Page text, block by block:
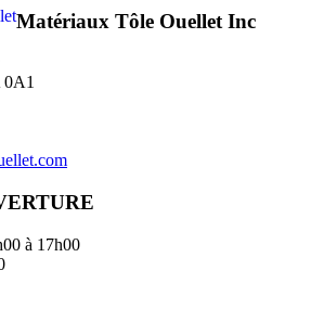
Matériaux Tôle Ouellet Inc
0A1
à 17h00